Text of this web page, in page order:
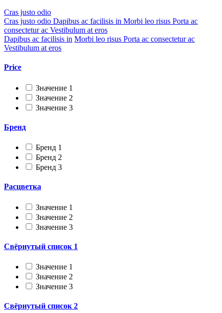
Cras justo odio
Cras justo odio Dapibus ac facilisis in Morbi leo risus Porta ac
consectetur ac Vestibulum at eros
Dapibus ac facilisis in Morbi leo risus Porta ac consectetur ac
Vestibulum at eros
Price
Значение 1
Значение 2
Значение 3
Бренд
Бренд 1
Бренд 2
Бренд 3
Расцветка
Значение 1
Значение 2
Значение 3
Свёрнутый список 1
Значение 1
Значение 2
Значение 3
Свёрнутый список 2